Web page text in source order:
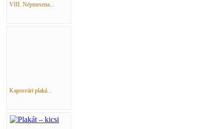
VIII. Népmesena...
Kaposvári plaká...